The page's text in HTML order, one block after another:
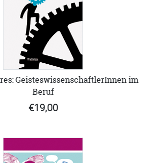
GeisteswissenschaftlerInnen im
Beruf
€19,00